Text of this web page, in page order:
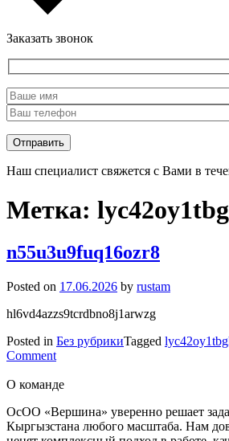
Заказать звонок
Наш специалист свяжется с Вами в
Метка:
n55u3u9fuq16ozr8
Posted on 17.06.2026 by rustam
hl6vd4azzs9tcrdbno8j1arwzg
Posted in Без рубрикиTagged
Commenton
О команде
ОсОО «Вершина» уверенно решает
Кыргызстана любого масштаба. Нам